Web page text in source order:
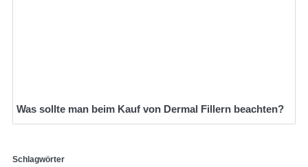
Was sollte man beim Kauf von Dermal Fillern beachten?
Schlagwörter